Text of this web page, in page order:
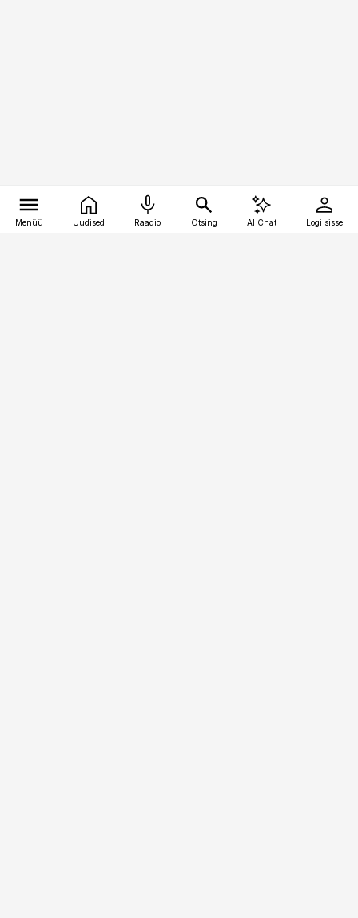
Menüü Uudised Raadio Otsing AI Chat Logi sisse